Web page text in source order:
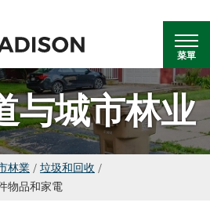
菜單
与城市林业
林業 / 垃圾和回收 /
物品和家電